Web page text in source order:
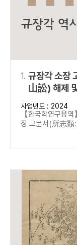
동
1. 규장각 소장
山訟) 해제
사업년도 : 2024
【한국학연구
장 고문서(所